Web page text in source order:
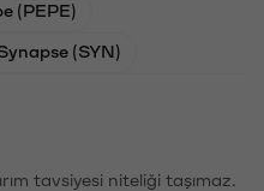
(PEPE)
(SYN)
tavsiyesi niteliği taşımaz.